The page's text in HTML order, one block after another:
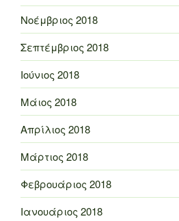
Νοέμβριος 2018
Σεπτέμβριος 2018
Ιούνιος 2018
Μάιος 2018
Απρίλιος 2018
Μάρτιος 2018
Φεβρουάριος 2018
Ιανουάριος 2018